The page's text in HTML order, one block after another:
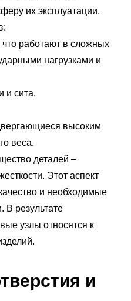
их эксплуатации.
работают в сложных
нагрузками и
и сита.
высоким
веса.
деталей –
Этот аспект
и необходимые
В результате
узлы относятся к
и